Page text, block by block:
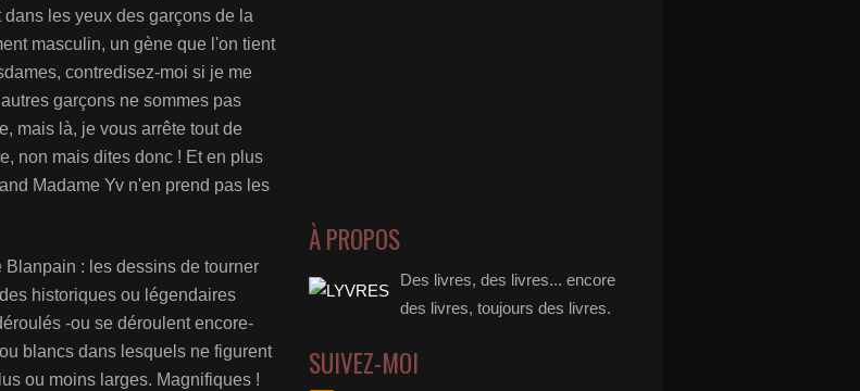
les yeux des garçons de la
masculin, un gène que l'on tient
contredisez-moi si je me
garçons ne sommes pas
mais là, je vous arrête tout de
non mais dites donc ! Et en plus
Madame Yv n'en prend pas les
: les dessins de tourner
historiques ou légendaires
-ou se déroulent encore-
blancs dans lesquels ne figurent
ou moins larges. Magnifiques !
À PROPOS
Des livres, des livres... encore
des livres, toujours des livres.
SUIVEZ-MOI